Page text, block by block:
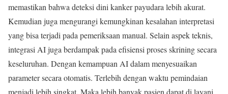
memastikan bahwa deteksi dini kanker payudara lebih akurat.
Kemudian juga mengurangi kemungkinan kesalahan interpretasi
yang bisa terjadi pada pemeriksaan manual. Selain aspek teknis,
integrasi AI juga berdampak pada efisiensi proses skrining secara
keseluruhan. Dengan kemampuan AI dalam menyesuaikan
parameter secara otomatis. Terlebih dengan waktu pemindaian
menjadi lebih singkat. Maka lebih banyak pasien dapat di layani